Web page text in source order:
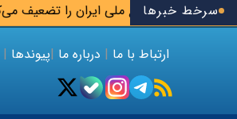
سرخط خبرها
خزر منافع ملی ایران را تضعیف می‌کند
ارتباط با ما | درباره ما |پیوندها |